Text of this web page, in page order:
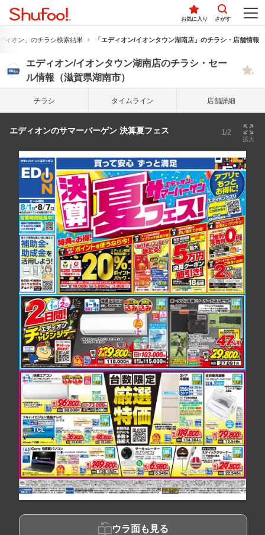
お気に入り さがす
ィオン」のチラシ検索結果 「エディオン/イオンタウン湖南店」のチラシ・店舗情報
エディオン/イオンタウン湖南店のチラシ・セー
ル情報（滋賀県湖南市）
チラシ タイム ライン 店舗詳細
エディオンのサマーバーゲン 決算夏フェス 1/2
拡大
ウラ面も見る